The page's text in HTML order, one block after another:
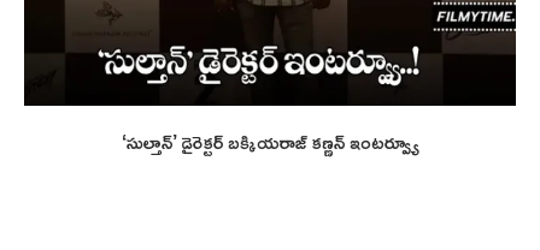
‘సుల్తాన్’ డైరెక్టర్ బ‌క్కియ‌రాజ్ క‌ణ్ణన్ ఇంటర్వ్యూ